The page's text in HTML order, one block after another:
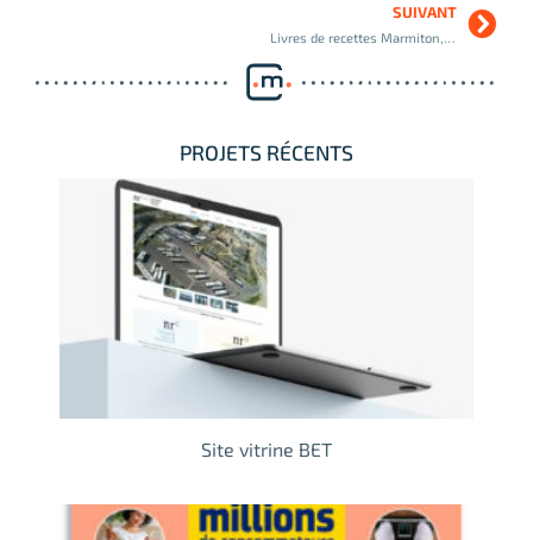
SUIVANT
Livres de recettes Marmiton, Playbac
PROJETS RÉCENTS
Site vitrine BET